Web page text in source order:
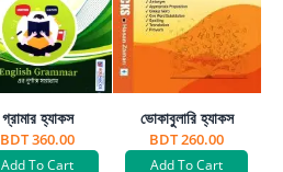
গ্রামার হ্যাকস
BDT 360.00
Add To Cart
ভোকাবুলারি হ্যাকস
BDT 260.00
Add To Cart